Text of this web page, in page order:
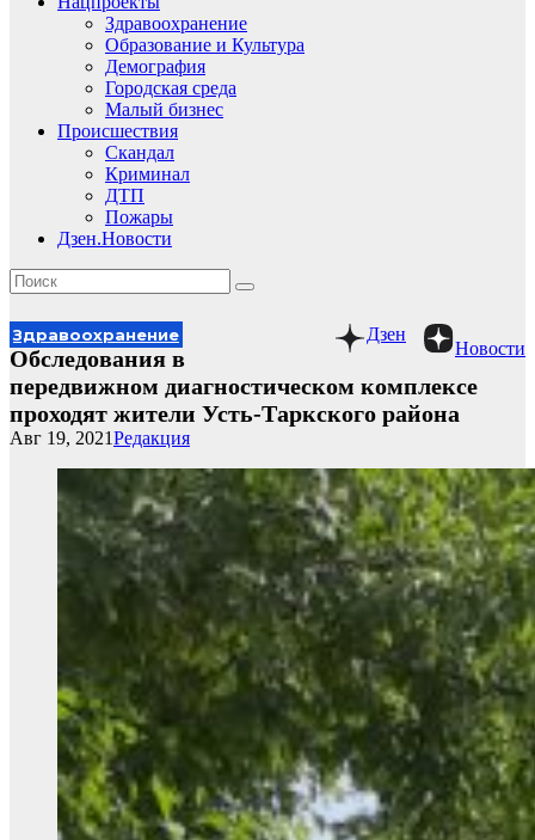
Здравоохранение
Образование и Культура
Демография
Городская среда
Малый бизнес
Происшествия
Скандал
Криминал
ДТП
Пожары
Дзен.Новости
Новости
Дзен
Здравоохранение
Обследования в
передвижном диагностическом комплексе
проходят жители Усть-Таркского района
Редакция
Авг 19, 2021